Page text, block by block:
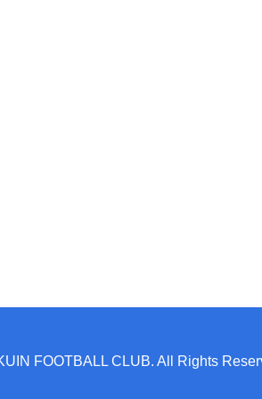
FOOTBALL CLUB. All Rights